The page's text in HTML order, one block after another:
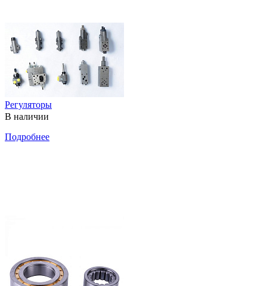
Регуляторы
В наличии
Подробнее